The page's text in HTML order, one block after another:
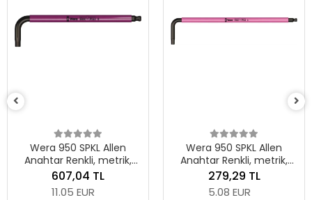
Wera 950 SPKL Allen
Anahtar Renkli, metrik,
BlackLaser, 8 x 195 mm
607,04 TL
11.05 EUR
Wera 950 SPKL Allen
Anahtar Renkli, metrik,
BlackLaser, 3 x 123 mm
279,29 TL
5.08 EUR